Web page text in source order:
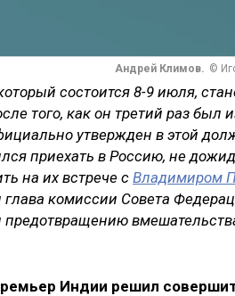
Андрей Климов. ©
состоится 8-9 июля,
того, как он третий раз был
утвержден в этой
приехать в Россию, не
на их встрече с Владимиром
глава комиссии Совета
предотвращению
Индии решил